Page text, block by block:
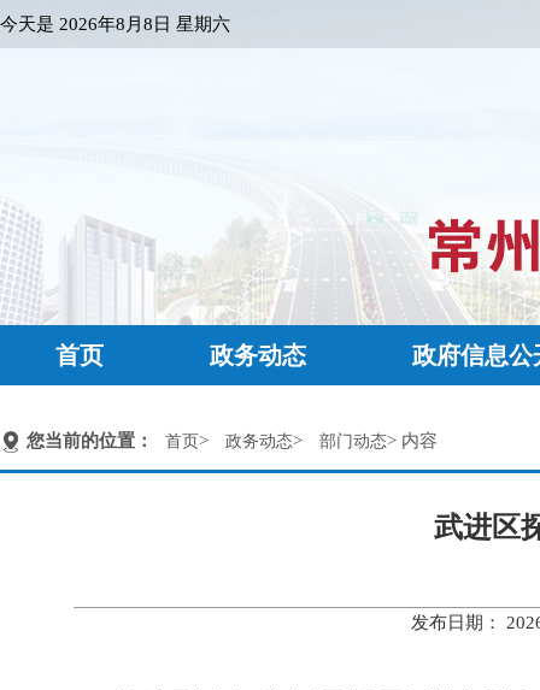
今天是 2026年8月8日 星期六
首页 政务动态 政府信息公
您当前的位置： 首页> 政务动态> 部门动态> 内容
武进区
发布日期：